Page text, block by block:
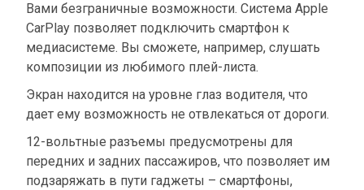
Вами безграничные возможности. Система Apple
CarPlay позволяет подключить смартфон к
медиасистеме. Вы сможете, например, слушать
композиции из любимого плей-листа.
Экран находится на уровне глаз водителя, что
дает ему возможность не отвлекаться от дороги.
12-вольтные разъемы предусмотрены для
передних и задних пассажиров, что позволяет им
подзаряжать в пути гаджеты – смартфоны,